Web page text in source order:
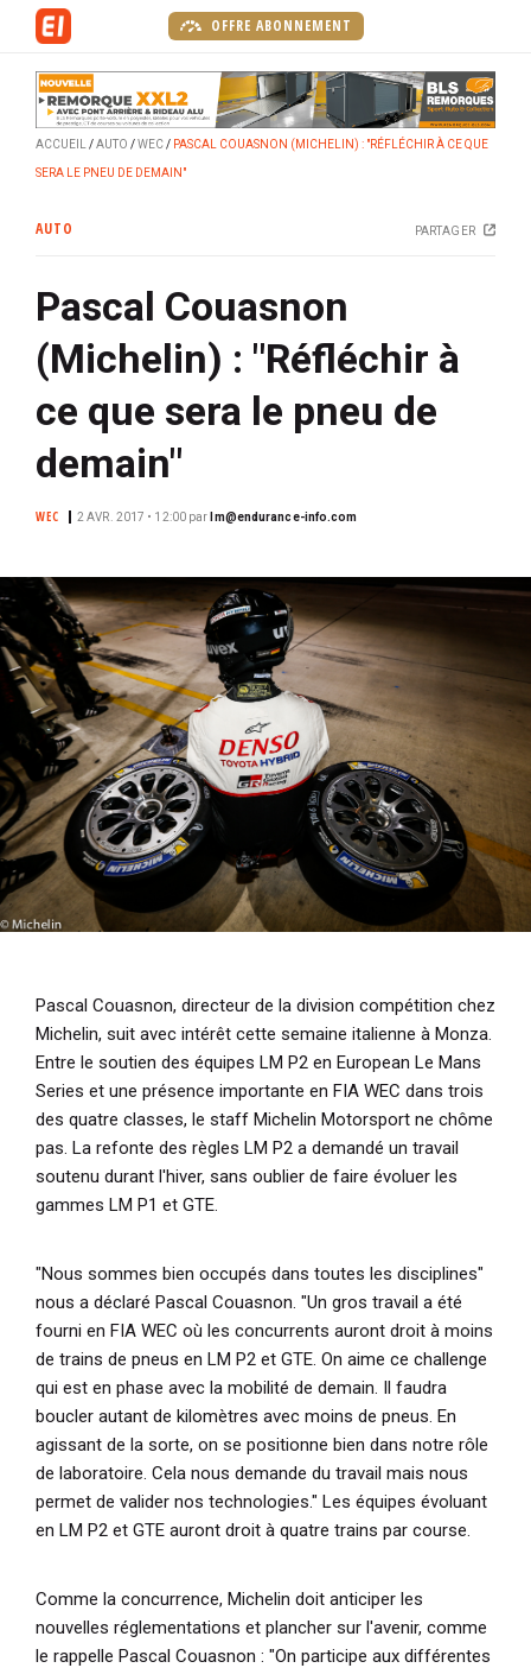
a
OFFRE ABONNEMENT
ACCUEIL AUTO WEC PASCAL COUASNON (MICHELIN) : "RÉFLÉCHIR À CE QUE
SERA LE PNEU DE DEMAIN"
AUTO PARTAGER
Pascal Couasnon
(Michelin) : "Réfléchir à
ce que sera le pneu de
demain"
WEC 2 AVR. 2017 • 12:00 par lm@endurance-info.com
Pascal Couasnon, directeur de la division compétition chez
Michelin, suit avec intérêt cette semaine italienne à Monza.
Entre le soutien des équipes LM P2 en European Le Mans
Series et une présence importante en FIA WEC dans trois
des quatre classes, le staff Michelin Motorsport ne chôme
pas. La refonte des règles LM P2 a demandé un travail
soutenu durant l'hiver, sans oublier de faire évoluer les
gammes LM P1 et GTE.
"Nous sommes bien occupés dans toutes les disciplines"
nous a déclaré Pascal Couasnon. "Un gros travail a été
fourni en FIA WEC où les concurrents auront droit à moins
de trains de pneus en LM P2 et GTE. On aime ce challenge
qui est en phase avec la mobilité de demain. Il faudra
boucler autant de kilomètres avec moins de pneus. En
agissant de la sorte, on se positionne bien dans notre rôle
de laboratoire. Cela nous demande du travail mais nous
permet de valider nos technologies." Les équipes évoluant
en LM P2 et GTE auront droit à quatre trains par course.
Comme la concurrence, Michelin doit anticiper les
nouvelles réglementations et plancher sur l'avenir, comme
le rappelle Pascal Couasnon : "On participe aux différentes